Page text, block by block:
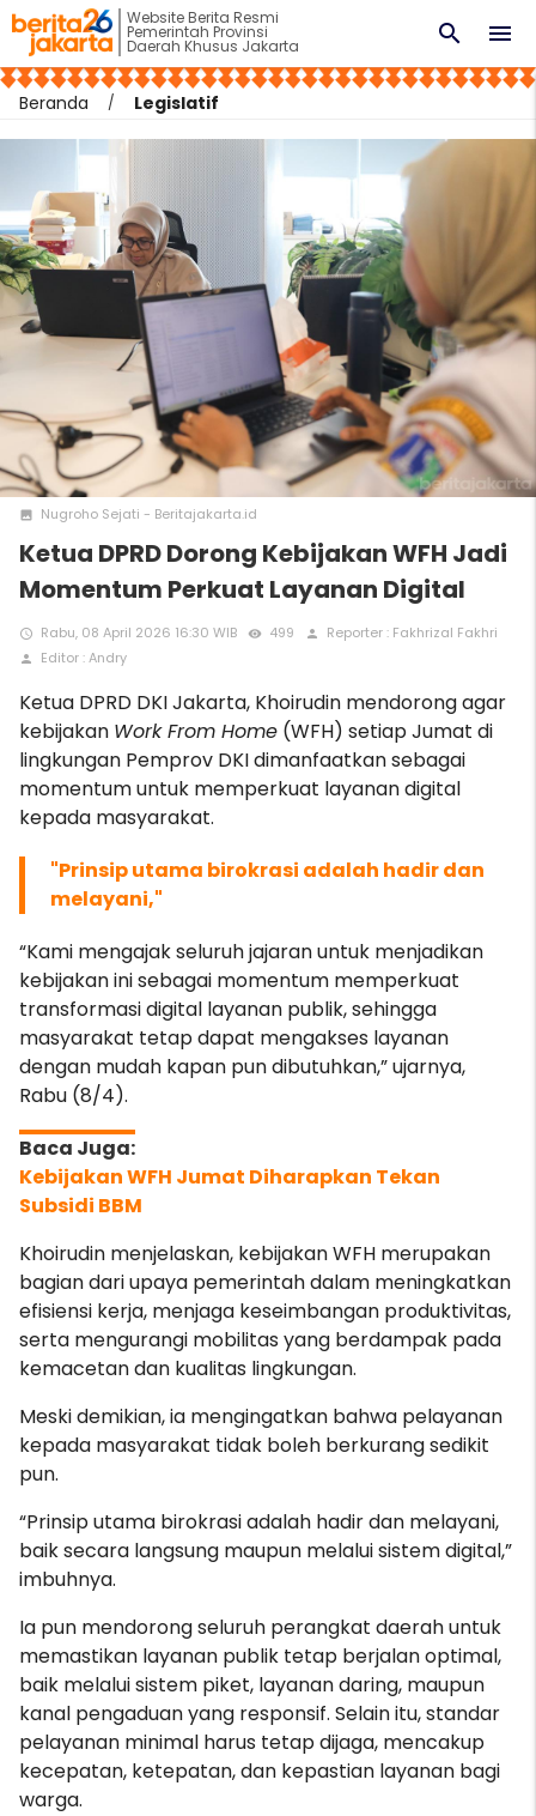
Website Berita Resmi
Pemerintah Provinsi
Daerah Khusus Jakarta menu
search
Beranda Legislatif
photo Nugroho Sejati - Beritajakarta.id
Ketua DPRD Dorong Kebijakan WFH Jadi
Momentum Perkuat Layanan Digital
access_time Rabu, 08 April 2026 16:30 WIB remove_red_eye 499 person Reporter : Fakhrizal Fakhri
person Editor : Andry
Ketua DPRD DKI Jakarta, Khoirudin mendorong agar
kebijakan Work From Home (WFH) setiap Jumat di
lingkungan Pemprov DKI dimanfaatkan sebagai
momentum untuk memperkuat layanan digital
kepada masyarakat.
"Prinsip utama birokrasi adalah hadir dan
melayani,"
“Kami mengajak seluruh jajaran untuk menjadikan
kebijakan ini sebagai momentum memperkuat
transformasi digital layanan publik, sehingga
masyarakat tetap dapat mengakses layanan
dengan mudah kapan pun dibutuhkan,” ujarnya,
Rabu (8/4).
Kebijakan WFH Jumat Diharapkan Tekan
Subsidi BBM
Khoirudin menjelaskan, kebijakan WFH merupakan
bagian dari upaya pemerintah dalam meningkatkan
efisiensi kerja, menjaga keseimbangan produktivitas,
serta mengurangi mobilitas yang berdampak pada
kemacetan dan kualitas lingkungan.
Meski demikian, ia mengingatkan bahwa pelayanan
kepada masyarakat tidak boleh berkurang sedikit
pun.
“Prinsip utama birokrasi adalah hadir dan melayani,
baik secara langsung maupun melalui sistem digital,”
imbuhnya.
Ia pun mendorong seluruh perangkat daerah untuk
memastikan layanan publik tetap berjalan optimal,
baik melalui sistem piket, layanan daring, maupun
kanal pengaduan yang responsif. Selain itu, standar
pelayanan minimal harus tetap dijaga, mencakup
kecepatan, ketepatan, dan kepastian layanan bagi
warga.